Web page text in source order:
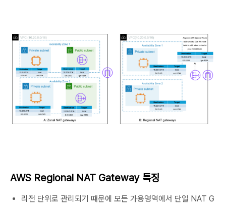
AWS Regional NAT Gateway 특징
리전 단위로 관리되기 떄문에 모든 가용영역에서 단일 NAT G